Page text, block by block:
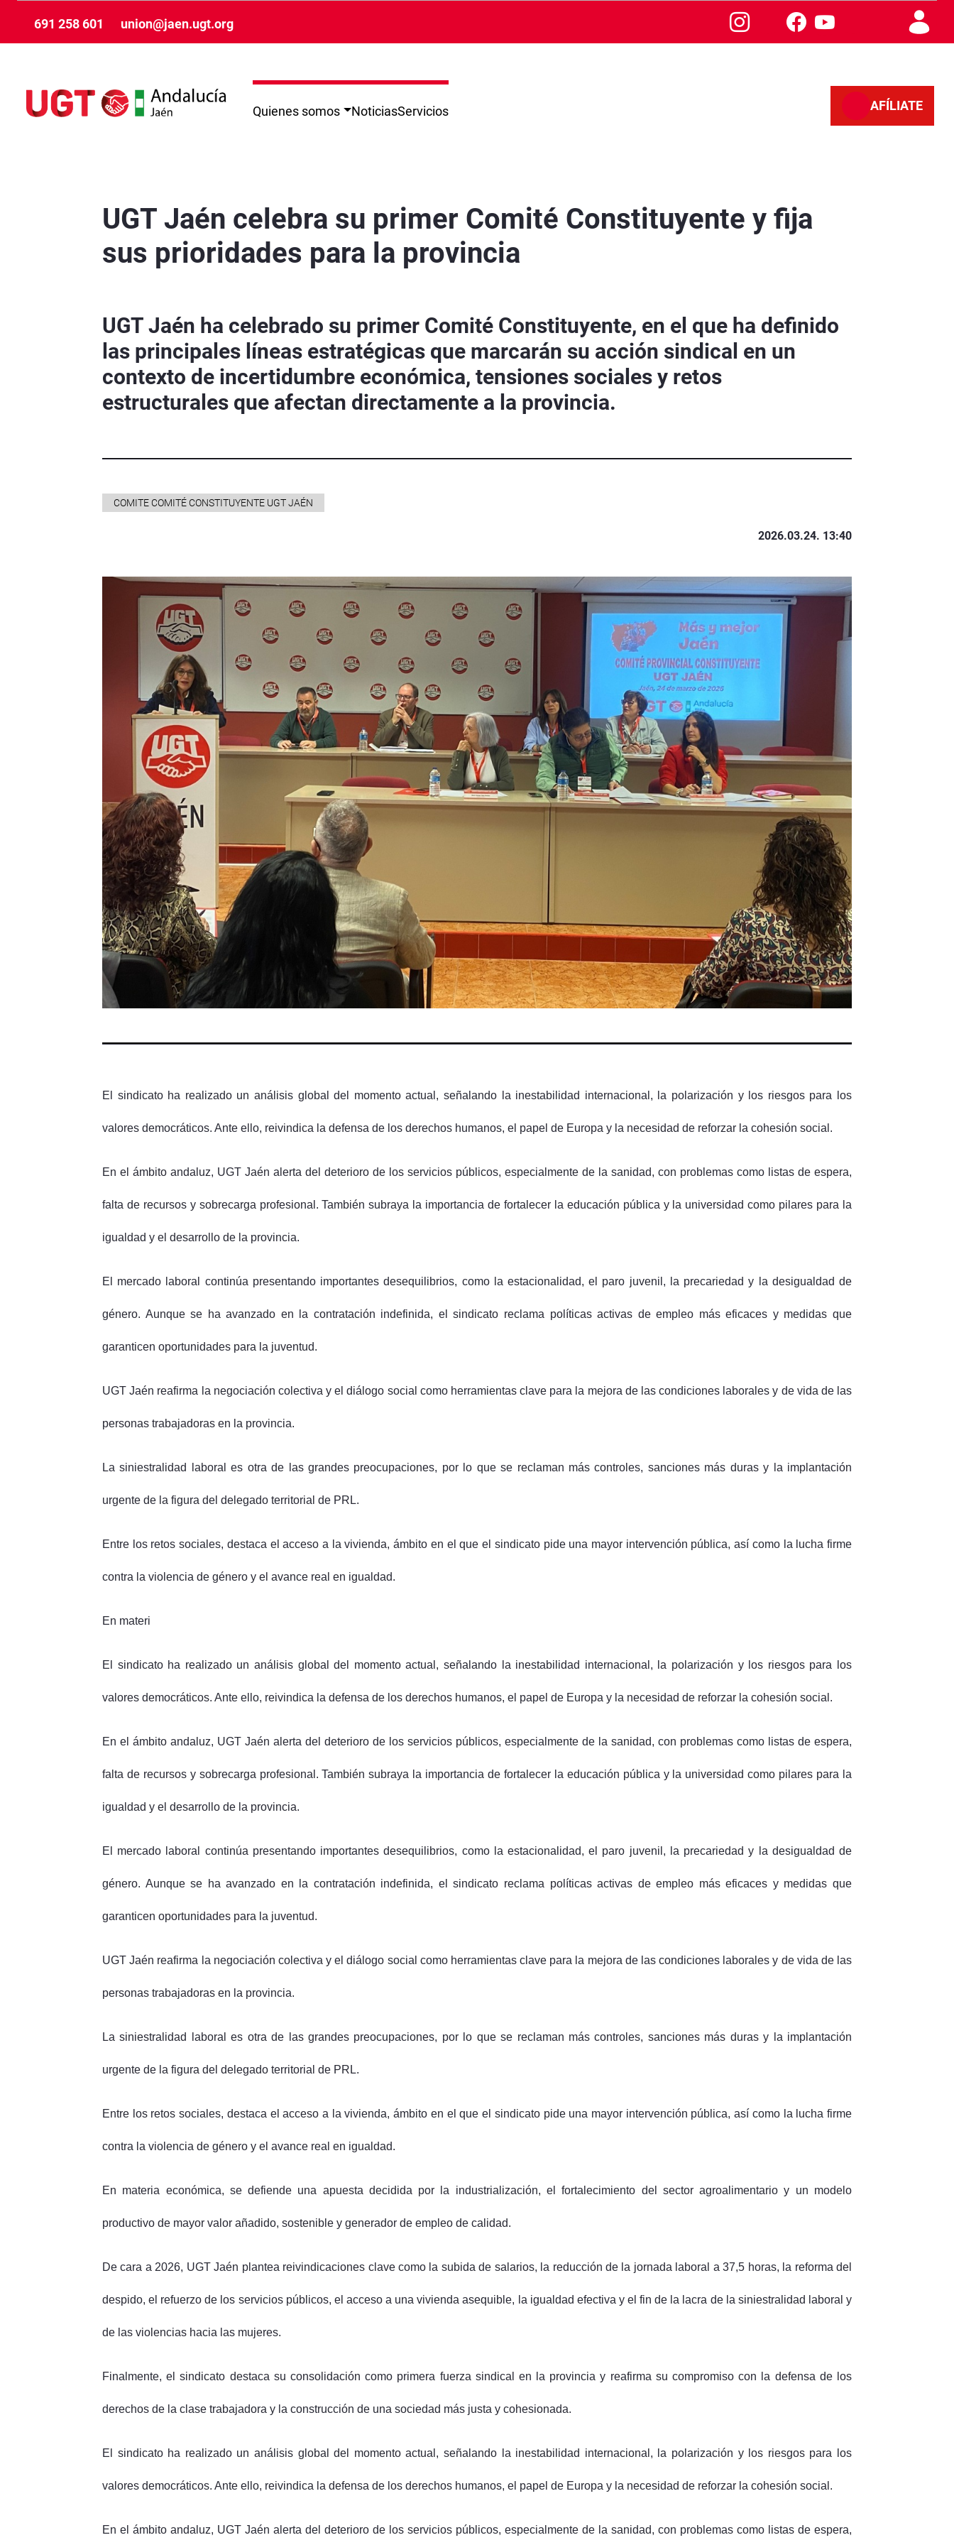
691 258 601 union@jaen.ugt.org
Quienes somos NoticiasServicios AFÍLIATE
UGT Jaén celebra su primer Comité Constituyente y fija
sus prioridades para la provincia
UGT Jaén ha celebrado su primer Comité Constituyente, en el que ha definido
las principales líneas estratégicas que marcarán su acción sindical en un
contexto de incertidumbre económica, tensiones sociales y retos
estructurales que afectan directamente a la provincia.
COMITE COMITÉ CONSTITUYENTE UGT JAÉN
2026.03.24. 13:40
El sindicato ha realizado un análisis global del momento actual, señalando la inestabilidad internacional, la polarización y los riesgos para los
valores democráticos. Ante ello, reivindica la defensa de los derechos humanos, el papel de Europa y la necesidad de reforzar la cohesión social.
En el ámbito andaluz, UGT Jaén alerta del deterioro de los servicios públicos, especialmente de la sanidad, con problemas como listas de espera,
falta de recursos y sobrecarga profesional. También subraya la importancia de fortalecer la educación pública y la universidad como pilares para la
igualdad y el desarrollo de la provincia.
El mercado laboral continúa presentando importantes desequilibrios, como la estacionalidad, el paro juvenil, la precariedad y la desigualdad de
género. Aunque se ha avanzado en la contratación indefinida, el sindicato reclama políticas activas de empleo más eficaces y medidas que
garanticen oportunidades para la juventud.
UGT Jaén reafirma la negociación colectiva y el diálogo social como herramientas clave para la mejora de las condiciones laborales y de vida de las
personas trabajadoras en la provincia.
La siniestralidad laboral es otra de las grandes preocupaciones, por lo que se reclaman más controles, sanciones más duras y la implantación
urgente de la figura del delegado territorial de PRL.
Entre los retos sociales, destaca el acceso a la vivienda, ámbito en el que el sindicato pide una mayor intervención pública, así como la lucha firme
contra la violencia de género y el avance real en igualdad.
En materi
El sindicato ha realizado un análisis global del momento actual, señalando la inestabilidad internacional, la polarización y los riesgos para los
valores democráticos. Ante ello, reivindica la defensa de los derechos humanos, el papel de Europa y la necesidad de reforzar la cohesión social.
En el ámbito andaluz, UGT Jaén alerta del deterioro de los servicios públicos, especialmente de la sanidad, con problemas como listas de espera,
falta de recursos y sobrecarga profesional. También subraya la importancia de fortalecer la educación pública y la universidad como pilares para la
igualdad y el desarrollo de la provincia.
El mercado laboral continúa presentando importantes desequilibrios, como la estacionalidad, el paro juvenil, la precariedad y la desigualdad de
género. Aunque se ha avanzado en la contratación indefinida, el sindicato reclama políticas activas de empleo más eficaces y medidas que
garanticen oportunidades para la juventud.
UGT Jaén reafirma la negociación colectiva y el diálogo social como herramientas clave para la mejora de las condiciones laborales y de vida de las
personas trabajadoras en la provincia.
La siniestralidad laboral es otra de las grandes preocupaciones, por lo que se reclaman más controles, sanciones más duras y la implantación
urgente de la figura del delegado territorial de PRL.
Entre los retos sociales, destaca el acceso a la vivienda, ámbito en el que el sindicato pide una mayor intervención pública, así como la lucha firme
contra la violencia de género y el avance real en igualdad.
En materia económica, se defiende una apuesta decidida por la industrialización, el fortalecimiento del sector agroalimentario y un modelo
productivo de mayor valor añadido, sostenible y generador de empleo de calidad.
De cara a 2026, UGT Jaén plantea reivindicaciones clave como la subida de salarios, la reducción de la jornada laboral a 37,5 horas, la reforma del
despido, el refuerzo de los servicios públicos, el acceso a una vivienda asequible, la igualdad efectiva y el fin de la lacra de la siniestralidad laboral y
de las violencias hacia las mujeres.
Finalmente, el sindicato destaca su consolidación como primera fuerza sindical en la provincia y reafirma su compromiso con la defensa de los
derechos de la clase trabajadora y la construcción de una sociedad más justa y cohesionada.
El sindicato ha realizado un análisis global del momento actual, señalando la inestabilidad internacional, la polarización y los riesgos para los
valores democráticos. Ante ello, reivindica la defensa de los derechos humanos, el papel de Europa y la necesidad de reforzar la cohesión social.
En el ámbito andaluz, UGT Jaén alerta del deterioro de los servicios públicos, especialmente de la sanidad, con problemas como listas de espera,